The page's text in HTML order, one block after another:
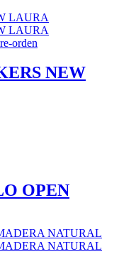
NEW
OPEN